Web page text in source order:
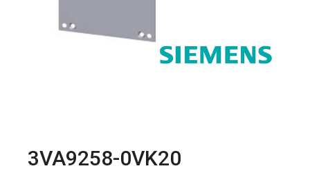
3VA9258-0VK20